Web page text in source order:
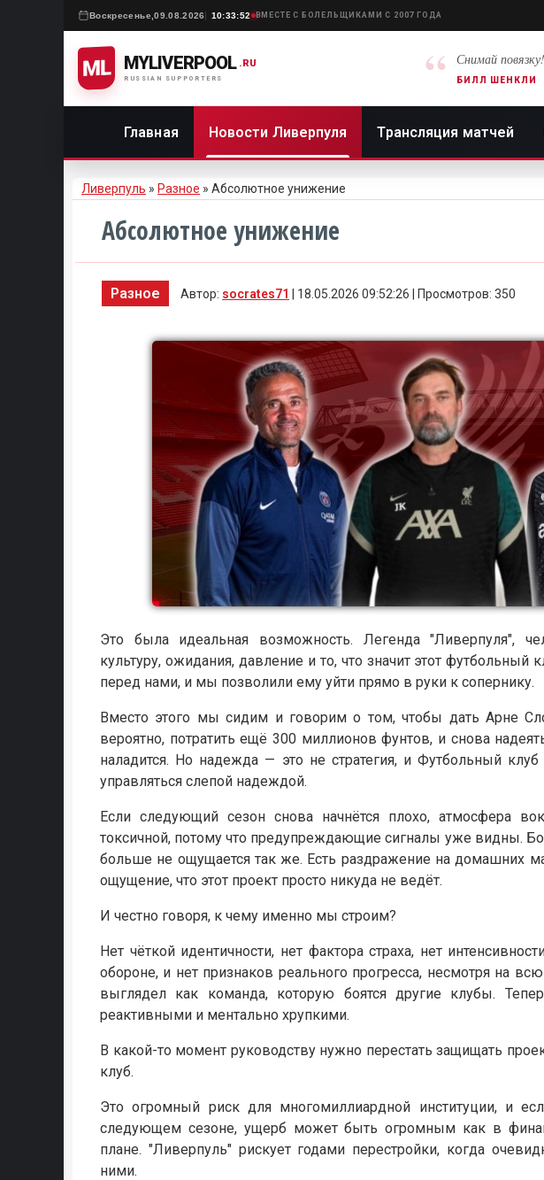
Воскресенье,09.08.2026 10:33:52 ВМЕСТЕ С БОЛЕЛЬЩИКАМИ С 2007 ГОДА
ML MYLIVERPOOL
RUSSIAN SUPPORTERS
.RU “ Снимай
БИЛЛ ШЕНКЛИ
Главная Новости Ливерпуля Трансляция матчей
Ливерпуль » Разное » Абсолютное унижение
Абсолютное унижение
Разное Автор: socrates71 | 18.05.2026 09:52:26 | Просмотров: 350
Это была идеальная возможность. Легенда "Ливерпуля",
культуру, ожидания, давление и то, что значит этот
перед нами, и мы позволили ему уйти прямо в руки к сопернику.
Вместо этого мы сидим и говорим о том, чтобы дать Арне
вероятно, потратить ещё 300 миллионов фунтов, и снова
наладится. Но надежда — это не стратегия, и Футбольный
управляться слепой надеждой.
Если следующий сезон снова начнётся плохо, атмосфера
токсичной, потому что предупреждающие сигналы уже видны.
больше не ощущается так же. Есть раздражение на домашних
ощущение, что этот проект просто никуда не ведёт.
И честно говоря, к чему именно мы строим?
Нет чёткой идентичности, нет фактора страха, нет
обороне, и нет признаков реального прогресса, несмотря на
выглядел как команда, которую боятся другие клубы.
реактивными и ментально хрупкими.
В какой-то момент руководству нужно перестать защищать
клуб.
Это огромный риск для многомиллиардной институции, и
следующем сезоне, ущерб может быть огромным как в
плане. "Ливерпуль" рискует годами перестройки, когда
ними.